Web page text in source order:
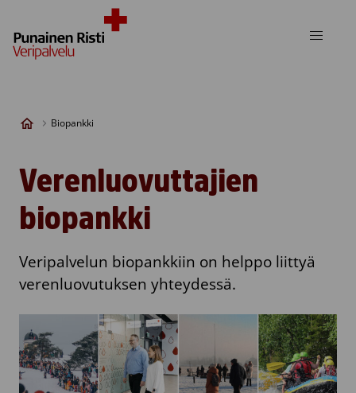
Biopankki
Verenluovuttajien
biopankki
Veripalvelun biopankkiin on helppo liittyä
verenluovutuksen yhteydessä.